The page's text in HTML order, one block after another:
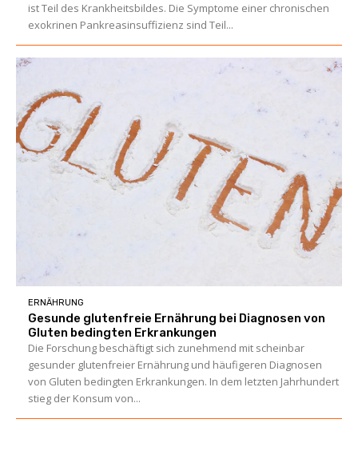
ist Teil des Krankheitsbildes. Die Symptome einer chronischen
exokrinen Pankreasinsuffizienz sind Teil...
ERNÄHRUNG
Gesunde glutenfreie Ernährung bei Diagnosen von
Gluten bedingten Erkrankungen
Die Forschung beschäftigt sich zunehmend mit scheinbar
gesunder glutenfreier Ernährung und häufigeren Diagnosen
von Gluten bedingten Erkrankungen. In dem letzten Jahrhundert
stieg der Konsum von...